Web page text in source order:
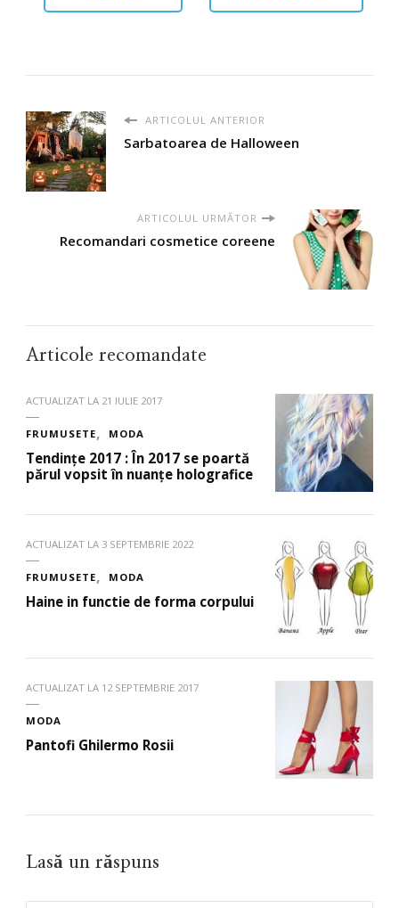
ARTICOLUL ANTERIOR
Sarbatoarea de Halloween
ARTICOLUL URMĂTOR
Recomandari cosmetice coreene
Articole recomandate
ACTUALIZAT LA 21 IULIE 2017
FRUMUSETE MODA
Tendinţe 2017 : În 2017 se poartă
părul vopsit în nuanţe holografice
ACTUALIZAT LA 3 SEPTEMBRIE 2022
FRUMUSETE MODA
Haine in functie de forma corpului
ACTUALIZAT LA 12 SEPTEMBRIE 2017
MODA
Pantofi Ghilermo Rosii
Lasă un răspuns